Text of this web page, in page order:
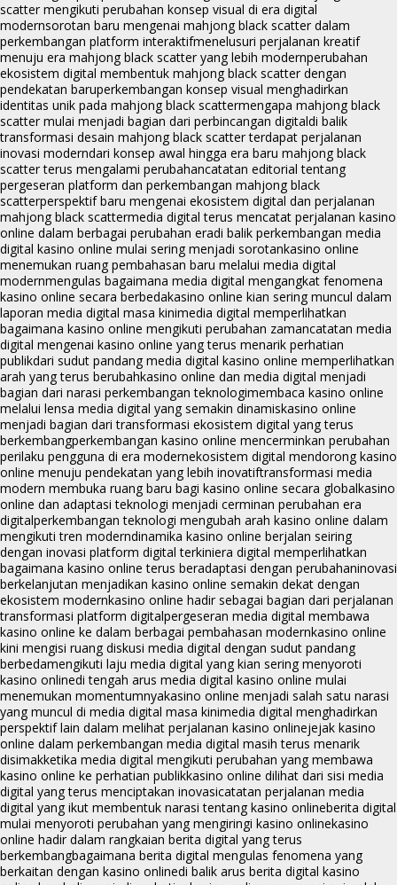
scatter mengikuti perubahan konsep visual di era digital
modernsorotan baru mengenai mahjong black scatter dalam
perkembangan platform interaktifmenelusuri perjalanan kreatif
menuju era mahjong black scatter yang lebih modernperubahan
ekosistem digital membentuk mahjong black scatter dengan
pendekatan baruperkembangan konsep visual menghadirkan
identitas unik pada mahjong black scattermengapa mahjong black
scatter mulai menjadi bagian dari perbincangan digitaldi balik
transformasi desain mahjong black scatter terdapat perjalanan
inovasi moderndari konsep awal hingga era baru mahjong black
scatter terus mengalami perubahancatatan editorial tentang
pergeseran platform dan perkembangan mahjong black
scatterperspektif baru mengenai ekosistem digital dan perjalanan
mahjong black scattermedia digital terus mencatat perjalanan kasino
online dalam berbagai perubahan eradi balik perkembangan media
digital kasino online mulai sering menjadi sorotankasino online
menemukan ruang pembahasan baru melalui media digital
modernmengulas bagaimana media digital mengangkat fenomena
kasino online secara berbedakasino online kian sering muncul dalam
laporan media digital masa kinimedia digital memperlihatkan
bagaimana kasino online mengikuti perubahan zamancatatan media
digital mengenai kasino online yang terus menarik perhatian
publikdari sudut pandang media digital kasino online memperlihatkan
arah yang terus berubahkasino online dan media digital menjadi
bagian dari narasi perkembangan teknologimembaca kasino online
melalui lensa media digital yang semakin dinamiskasino online
menjadi bagian dari transformasi ekosistem digital yang terus
berkembangperkembangan kasino online mencerminkan perubahan
perilaku pengguna di era modernekosistem digital mendorong kasino
online menuju pendekatan yang lebih inovatiftransformasi media
modern membuka ruang baru bagi kasino online secara globalkasino
online dan adaptasi teknologi menjadi cerminan perubahan era
digitalperkembangan teknologi mengubah arah kasino online dalam
mengikuti tren moderndinamika kasino online berjalan seiring
dengan inovasi platform digital terkiniera digital memperlihatkan
bagaimana kasino online terus beradaptasi dengan perubahaninovasi
berkelanjutan menjadikan kasino online semakin dekat dengan
ekosistem modernkasino online hadir sebagai bagian dari perjalanan
transformasi platform digitalpergeseran media digital membawa
kasino online ke dalam berbagai pembahasan modernkasino online
kini mengisi ruang diskusi media digital dengan sudut pandang
berbedamengikuti laju media digital yang kian sering menyoroti
kasino onlinedi tengah arus media digital kasino online mulai
menemukan momentumnyakasino online menjadi salah satu narasi
yang muncul di media digital masa kinimedia digital menghadirkan
perspektif lain dalam melihat perjalanan kasino onlinejejak kasino
online dalam perkembangan media digital masih terus menarik
disimakketika media digital mengikuti perubahan yang membawa
kasino online ke perhatian publikkasino online dilihat dari sisi media
digital yang terus menciptakan inovasicatatan perjalanan media
digital yang ikut membentuk narasi tentang kasino onlineberita digital
mulai menyoroti perubahan yang mengiringi kasino onlinekasino
online hadir dalam rangkaian berita digital yang terus
berkembangbagaimana berita digital mengulas fenomena yang
berkaitan dengan kasino onlinedi balik arus berita digital kasino